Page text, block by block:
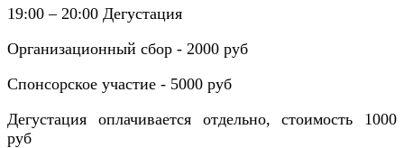
19:00 – 20:00 Дегустация
Организационный сбор - 2000 руб
Спонсорское участие - 5000 руб
Дегустация оплачивается отдельно, стоимость 1000
руб